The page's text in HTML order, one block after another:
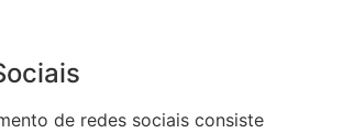
de redes sociais consiste